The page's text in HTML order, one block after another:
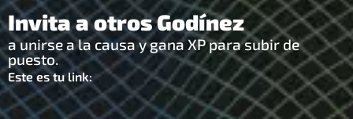
Invita a otros Godínez
a unirse a la causa y gana XP para subir de
puesto.
Este es tu link: